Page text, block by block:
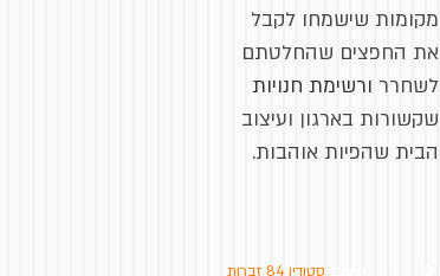
מקומות שישמחו לקבל
את החפצים שהחלטתם
לשחרר ורשימת חנויות
שקשורות בארגון ועיצוב
הבית שהפיות אוהבות.
סטודיו 84 זברות